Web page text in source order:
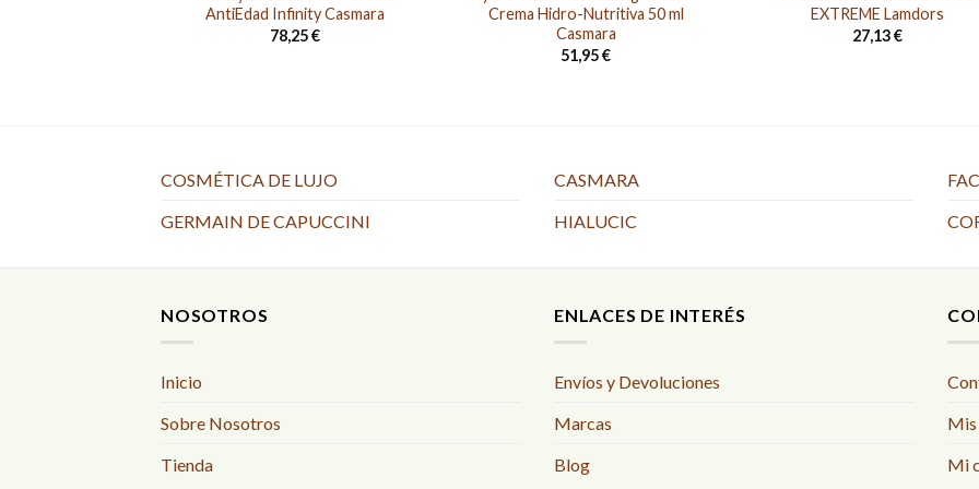
AntiEdad Infinity Casmara
78,25€
Crema Hidro-Nutritiva 50 ml
Casmara
51,95€
EXTREME Lamdors
27,13€
COSMÉTICA DE LUJO
GERMAIN DE CAPUCCINI
CASMARA
HIALUCIC
NOSOTROS
Inicio
Sobre Nosotros
Tienda
ENLACES DE INTERÉS
Envíos y Devoluciones
Marcas
Blog
Mis
Mi